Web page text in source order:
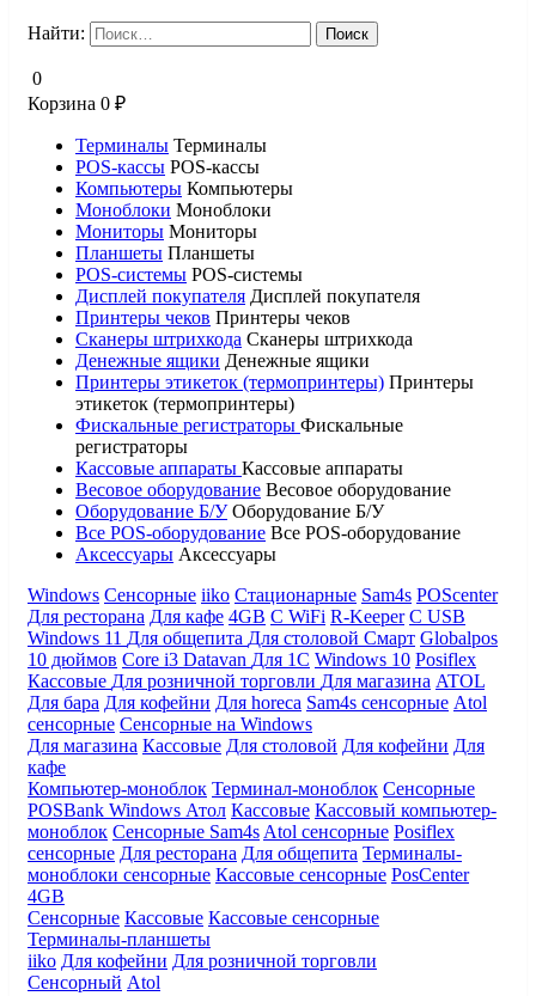
Найти:
0
Корзина 0 ₽
Терминалы Терминалы
POS-кассы POS-кассы
Компьютеры Компьютеры
Моноблоки Моноблоки
Мониторы Мониторы
Планшеты Планшеты
POS-системы POS-системы
Дисплей покупателя Дисплей покупателя
Принтеры чеков Принтеры чеков
Сканеры штрихкода Сканеры штрихкода
Денежные ящики Денежные ящики
Принтеры этикеток (термопринтеры) Принтеры
этикеток (термопринтеры)
Фискальные регистраторы Фискальные
регистраторы
Кассовые аппараты Кассовые аппараты
Весовое оборудование Весовое оборудование
Оборудование Б/У Оборудование Б/У
Все POS-оборудование Все POS-оборудование
Аксессуары Аксессуары
Windows Сенсорные iiko Стационарные Sam4s POScenter
Для ресторана Для кафе 4GB С WiFi R-Keeper С USB
Windows 11 Для общепита Для столовой Смарт Globalpos
10 дюймов Core i3 Datavan Для 1С Windows 10 Posiflex
Кассовые Для розничной торговли Для магазина ATOL
Для бара Для кофейни Для horeca Sam4s сенсорные Atol
сенсорные Сенсорные на Windows
Для магазина Кассовые Для столовой Для кофейни Для
кафе
Компьютер-моноблок Терминал-моноблок Сенсорные
POSBank Windows Атол Кассовые Кассовый компьютер-
моноблок Сенсорные Sam4s Atol сенсорные Posiflex
сенсорные Для ресторана Для общепита Терминалы-
моноблоки сенсорные Кассовые сенсорные PosCenter
4GB
Сенсорные Кассовые Кассовые сенсорные
Терминалы-планшеты
iiko Для кофейни Для розничной торговли
Сенсорный Atol